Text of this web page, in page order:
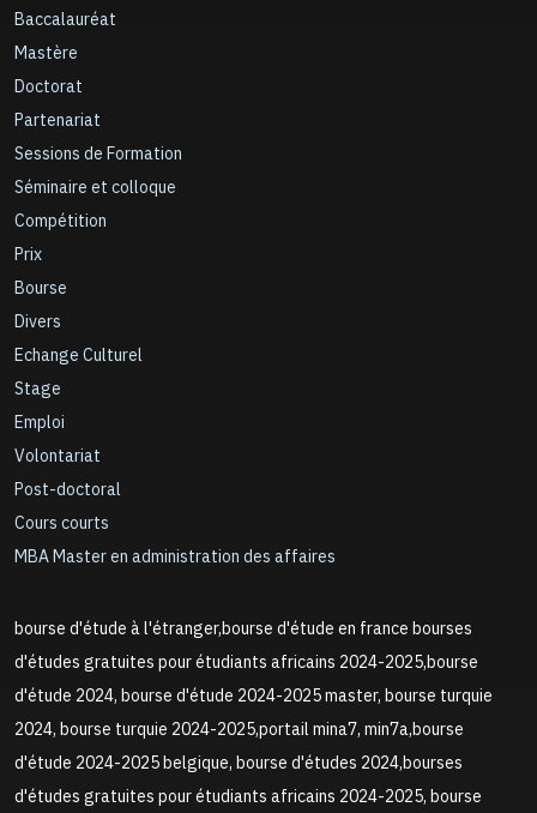
Baccalauréat
Mastère
Doctorat
Partenariat
Sessions de Formation
Séminaire et colloque
Compétition
Prix
Bourse
Divers
Echange Culturel
Stage
Emploi
Volontariat
Post-doctoral
Cours courts
MBA Master en administration des affaires
bourse d'étude à l'étranger,bourse d'étude en france bourses
d'études gratuites pour étudiants africains 2024-2025,bourse
d'étude 2024, bourse d'étude 2024-2025 master, bourse turquie
2024, bourse turquie 2024-2025,portail mina7, min7a,bourse
d'étude 2024-2025 belgique, bourse d'études 2024,bourses
d'études gratuites pour étudiants africains 2024-2025, bourse